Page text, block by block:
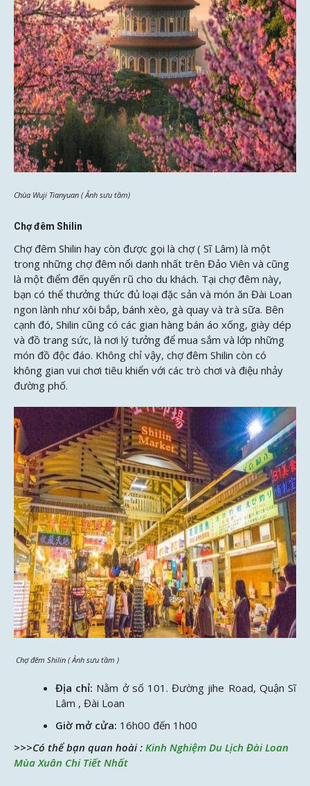
Chùa Wuji Tianyuan ( Ảnh sưu tầm)
Chợ đêm Shilin
Chợ đêm Shilin hay còn được gọi là chợ ( Sĩ Lâm) là một
trong những chợ đêm nổi danh nhất trên Đảo Viên và cũng
là một điểm đến quyến rũ cho du khách. Tại chợ đêm này,
bạn có thể thưởng thức đủ loại đặc sản và món ăn Đài Loan
ngon lành như xôi bắp, bánh xèo, gà quay và trà sữa. Bên
cạnh đó, Shilin cũng có các gian hàng bán áo xống, giày dép
và đồ trang sức, là nơi lý tưởng để mua sắm và lớp những
món đồ độc đáo. Không chỉ vậy, chợ đêm Shilin còn có
không gian vui chơi tiêu khiển với các trò chơi và điệu nhảy
đường phố.
Chợ đêm Shilin ( Ảnh sưu tầm )
Địa chỉ: Nằm ở số 101. Đường jihe Road, Quận Sĩ
Lâm , Đài Loan
Giờ mở cửa: 16h00 đến 1h00
>>>Có thể bạn quan hoài : Kinh Nghiệm Du Lịch Đài Loan
Mùa Xuân Chi Tiết Nhất